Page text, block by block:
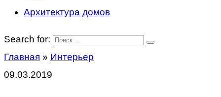
Архитектура домов
Search for:
Главная » Интерьер
09.03.2019